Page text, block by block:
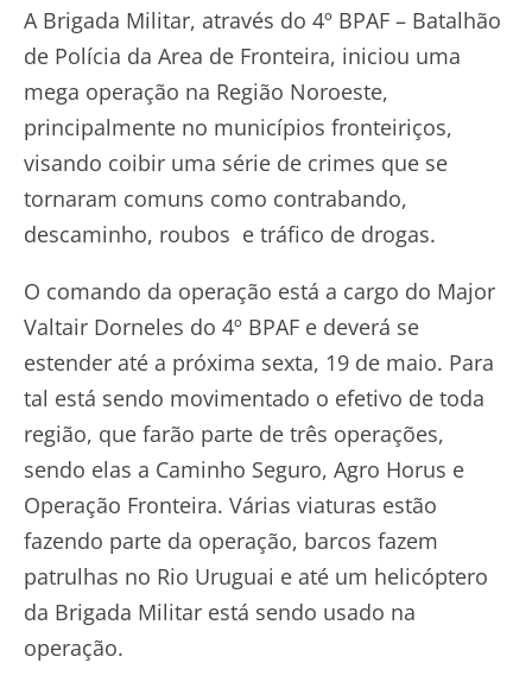
A Brigada Militar, através do 4º BPAF – Batalhão
de Polícia da Area de Fronteira, iniciou uma
mega operação na Região Noroeste,
principalmente no municípios fronteiriços,
visando coibir uma série de crimes que se
tornaram comuns como contrabando,
descaminho, roubos e tráfico de drogas.
O comando da operação está a cargo do Major
Valtair Dorneles do 4º BPAF e deverá se
estender até a próxima sexta, 19 de maio. Para
tal está sendo movimentado o efetivo de toda
região, que farão parte de três operações,
sendo elas a Caminho Seguro, Agro Horus e
Operação Fronteira. Várias viaturas estão
fazendo parte da operação, barcos fazem
patrulhas no Rio Uruguai e até um helicóptero
da Brigada Militar está sendo usado na
operação.